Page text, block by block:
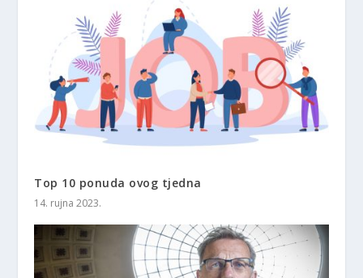
Top 10 ponuda ovog tjedna
14. rujna 2023.